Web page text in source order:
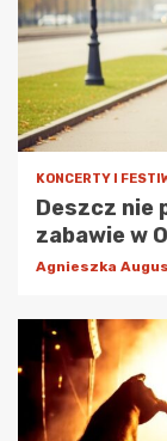
KONCERTY I
Deszcz nie
zabawie w
Agnieszka